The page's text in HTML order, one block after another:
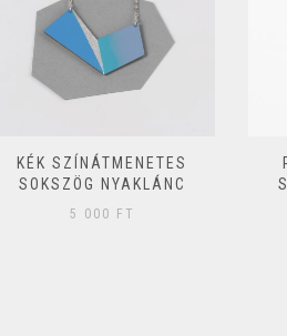
KÉK SZÍNÁTMENETES
SOKSZÖG NYAKLÁNC
5 000 FT